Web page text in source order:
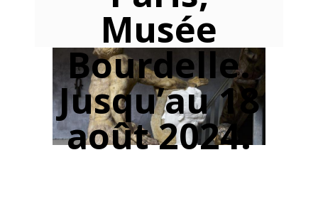
Musée
Bourdelle.
Jusqu’au 18
août 2024.